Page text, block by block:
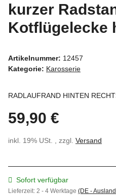
kurzer
Kotflügelecke
Artikelnummer: 12457
Kategorie: Karosserie
RADLAUFRAND HINTEN
59,90 €
inkl. 19% USt. , zzgl. Versand
Sofort verfügbar
Lieferzeit: 2 - 4 Werktage (DE -